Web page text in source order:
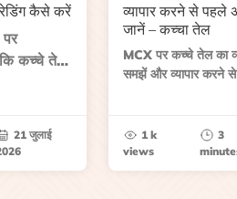
कैसे करें
कच्चे तेल
21 जुलाई
व्यापार करने से पहले
जानें – कच्चा तेल
MCX पर कच्चे तेल का
समझें और व्यापार करने
जानें।1 k
views
3